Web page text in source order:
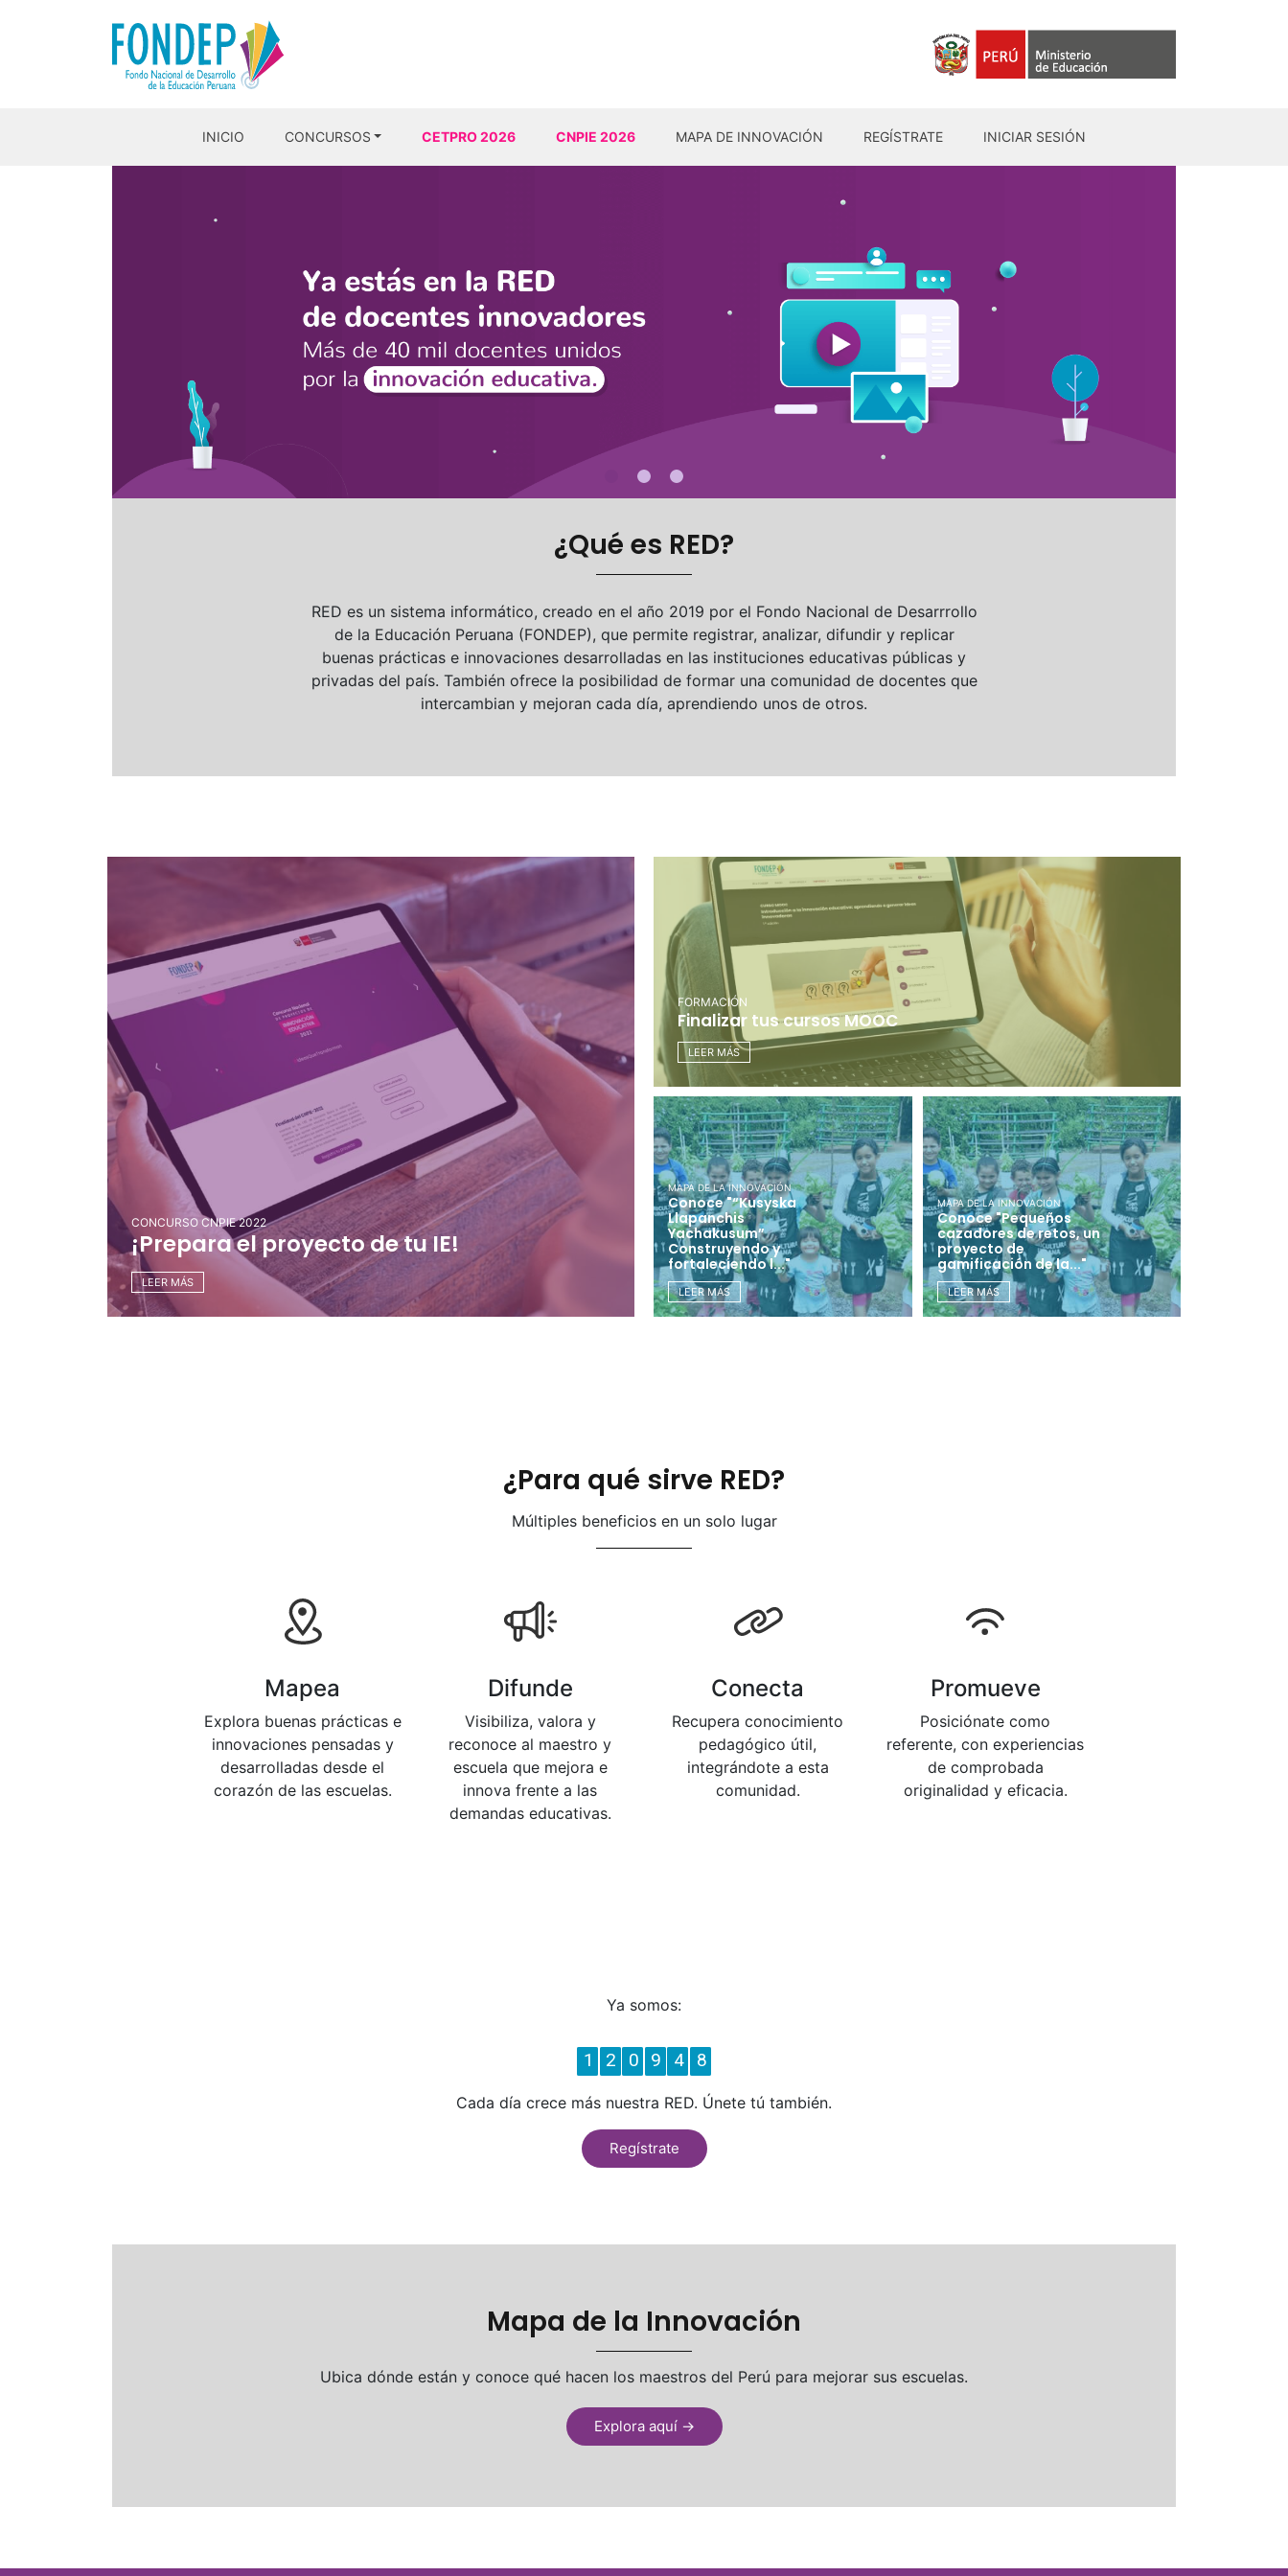
INICIO CONCURSOS CETPRO 2026 CNPIE 2026 MAPA DE INNOVACIÓN REGÍSTRATE INICIAR SESIÓN
¿Qué es RED?
RED es un sistema informático, creado en el año 2019 por el Fondo Nacional de Desarrrollo
de la Educación Peruana (FONDEP), que permite registrar, analizar, difundir y replicar
buenas prácticas e innovaciones desarrolladas en las instituciones educativas públicas y
privadas del país. También ofrece la posibilidad de formar una comunidad de docentes que
intercambian y mejoran cada día, aprendiendo unos de otros.
CONCURSO CNPIE 2022
¡Prepara el proyecto de tu IE!
LEER MÁS
FORMACIÓN
Finalizar tus cursos MOOC
LEER MÁS
MAPA DE LA INNOVACIÓN
Conoce "“Kusyska
Llapanchis
Yachakusum”
Construyendo y
fortaleciendo l..."
LEER MÁS
MAPA DE LA INNOVACIÓN
Conoce "Pequeños
cazadores de retos, un
proyecto de
gamificación de la..."
LEER MÁS
¿Para qué sirve RED?
Múltiples beneficios en un solo lugar
Mapea
Explora buenas prácticas e
innovaciones pensadas y
desarrolladas desde el
corazón de las escuelas.
Difunde
Visibiliza, valora y
reconoce al maestro y
escuela que mejora e
innova frente a las
demandas educativas.
Conecta
Recupera conocimiento
pedagógico útil,
integrándote a esta
comunidad.
Promueve
Posiciónate como
referente, con experiencias
de comprobada
originalidad y eficacia.
Ya somos:
1 2 0 9 4 8
Cada día crece más nuestra RED. Únete tú también.
Regístrate
Mapa de la Innovación
Ubica dónde están y conoce qué hacen los maestros del Perú para mejorar sus escuelas.
Explora aquí →